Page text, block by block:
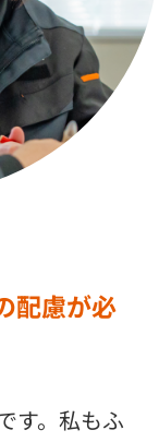
配慮が必
す。私もふ